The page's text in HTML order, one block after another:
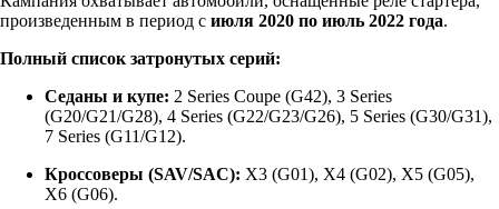
произведенным в период с июля 2020 по июль 2022 года.
Полный список затронутых серий:
Седаны и купе: 2 Series Coupe (G42), 3 Series
(G20/G21/G28), 4 Series (G22/G23/G26), 5 Series (G30/G31),
7 Series (G11/G12).
Кроссоверы (SAV/SAC): X3 (G01), X4 (G02), X5 (G05),
X6 (G06).